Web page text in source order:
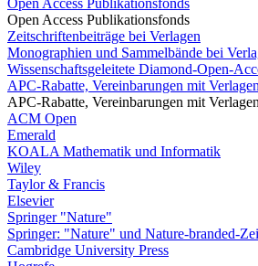
Open Access Publikationsfonds
Open Access Publikationsfonds
Zeitschriftenbeiträge bei Verlagen
Monographien und Sammelbände bei
Wissenschaftsgeleitete Diamond-Open-
APC-Rabatte, Vereinbarungen mit
APC-Rabatte, Vereinbarungen mit
ACM Open
Emerald
KOALA Mathematik und Informatik
Wiley
Taylor & Francis
Elsevier
Springer "Nature"
Springer: "Nature" und Nature-branded-
Cambridge University Press